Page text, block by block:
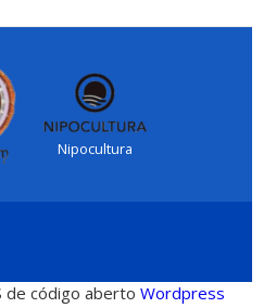
Nipocultura
de código abertoWordpress